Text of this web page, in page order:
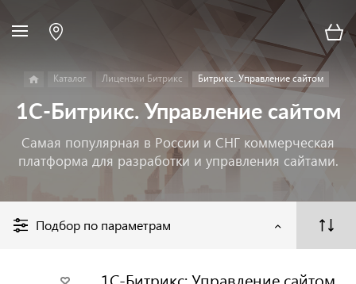
Каталог Лицензии Битрикс Битрикс. Управление сайтом
1С-Битрикс. Управление сайтом
Самая популярная в России и СНГ коммерческая
платформа для разработки и управления сайтами.
Подбор по параметрам
1С-Битрикс: Управление сайтом